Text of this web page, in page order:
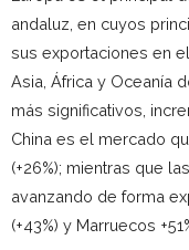
andaluz, en cuyos
sus exportaciones en
Asia, África y Oceanía
más significativos,
China es el mercado
(+26%); mientras que
avanzando de forma
(+43%) y Marruecos